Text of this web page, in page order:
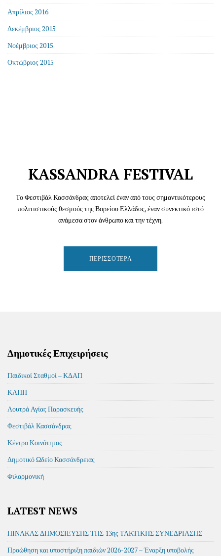
Απρίλιος 2016
Δεκέμβριος 2015
Νοέμβριος 2015
Οκτώβριος 2015
KASSANDRA FESTIVAL
Το Φεστιβάλ Κασσάνδρας αποτελεί έναν από τους σημαντικότερους
πολιτιστικούς θεσμούς της Βορείου Ελλάδος, έναν συνεκτικό ιστό
ανάμεσα στον άνθρωπο και την τέχνη.
ΠΕΡΙΣΣΌΤΕΡΑ
Δημοτικές Επιχειρήσεις
Παιδικοί Σταθμοί – ΚΔΑΠ
ΚΑΠΗ
Λουτρά Αγίας Παρασκευής
Φεστιβάλ Κασσάνδρας
Κέντρο Κοινότητας
Δημοτικό Ωδείο Κασσάνδρειας
Φιλαρμονική
LATEST NEWS
ΠΙΝΑΚΑΣ ΔΗΜΟΣΙΕΥΣΗΣ ΤΗΣ 13ης ΤΑΚΤΙΚΗΣ ΣΥΝΕΔΡΙΑΣΗΣ
Προώθηση και υποστήριξη παιδιών 2026-2027 – Έναρξη υποβολής